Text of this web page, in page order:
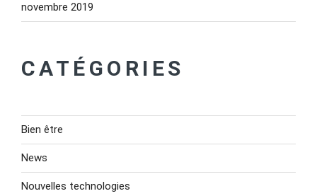
novembre 2019
CATÉGORIES
Bien être
News
Nouvelles technologies